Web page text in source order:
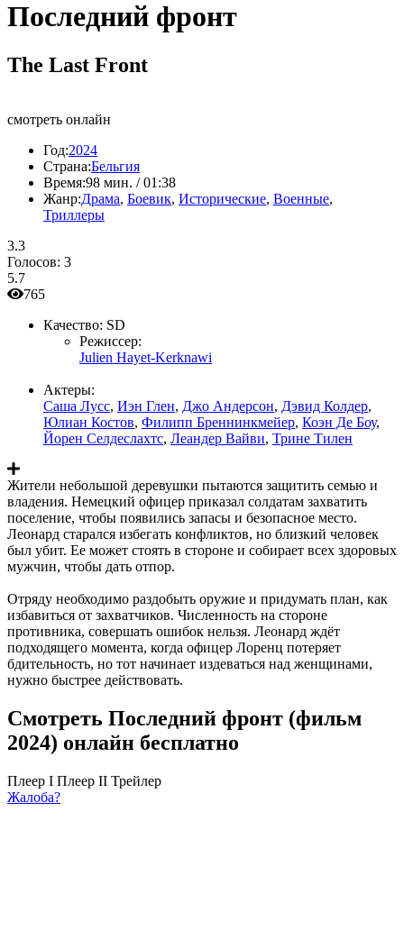
Последний фронт
The Last Front
смотреть онлайн
Год:2024
Страна:Бельгия
Время:98 мин. / 01:38
Жанр:Драма, Боевик, Исторические, Военные,
Триллеры
3.3
Голосов: 3
5.7
765
Качество: SD
Режиссер:
Julien Hayet-Kerknawi
Актеры:
Саша Лусс, Иэн Глен, Джо Андерсон, Дэвид Колдер,
Юлиан Костов, Филипп Бреннинкмейер, Коэн Де Боу,
Йорен Селдеслахтс, Леандер Вайви, Трине Тилен
Жители небольшой деревушки пытаются защитить семью и
владения. Немецкий офицер приказал солдатам захватить
поселение, чтобы появились запасы и безопасное место.
Леонард старался избегать конфликтов, но близкий человек
был убит. Ее может стоять в стороне и собирает всех здоровых
мужчин, чтобы дать отпор.
Отряду необходимо раздобыть оружие и придумать план, как
избавиться от захватчиков. Численность на стороне
противника, совершать ошибок нельзя. Леонард ждёт
подходящего момента, когда офицер Лоренц потеряет
бдительность, но тот начинает издеваться над женщинами,
нужно быстрее действовать.
Смотреть Последний фронт (фильм
2024) онлайн бесплатно
Плеер I Плеер II Трейлер
Жалоба?